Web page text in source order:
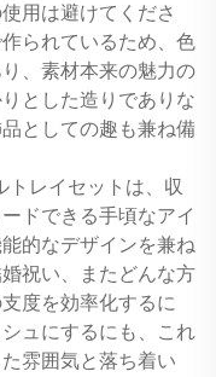
用は避けてくださ
られているため、色
、素材本来の魅力の
とした造りでありな
としての趣も兼ね備
トレイセットは、収
ドできる手頃なアイ
的なデザインを兼ね
祝い、またどんな方
度を効率化するに
ュにするにも、これ
雰囲気と落ち着い